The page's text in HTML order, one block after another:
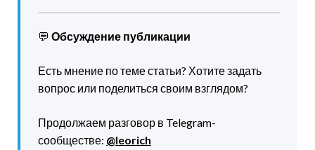
💬 Обсуждение публикации
Есть мнение по теме статьи? Хотите задать
вопрос или поделиться своим взглядом?
Продолжаем разговор в Telegram-
сообществе: @leorich